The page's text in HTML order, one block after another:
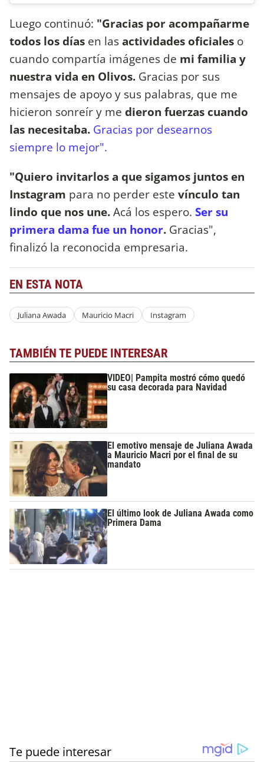
Luego continuó: "Gracias por acompañarme
todos los días en lasactividades oficiales o
cuando compartía imágenes de mi familia y
nuestra vida en Olivos. Gracias por sus
mensajes de apoyo y sus palabras, que me
hicieron sonreír y me dieron fuerzas cuando
las necesitaba. Gracias por desearnos
siempre lo mejor".
"Quiero invitarlos a que sigamos juntos en
Instagram para no perder este vínculo tan
lindo que nos une.Acá los espero. Ser su
primera dama fue un honor. Gracias",
finalizó la reconocida empresaria.
EN ESTA NOTA
Juliana Awada Mauricio Macri Instagram
TAMBIÉN TE PUEDE INTERESAR
VIDEO| Pampita mostró cómo quedó
su casa decorada para Navidad
El emotivo mensaje de Juliana Awada
a Mauricio Macri por el final de su
mandato
El último look de Juliana Awada como
Primera Dama